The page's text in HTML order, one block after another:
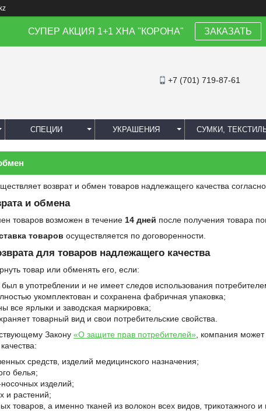
СУПЕР АКЦИЯ 1+1 ХНА "КОРОНА" ЗАКАЗАТЬ
+7 (701) 719-87-61
СПЕЦИИ УКРАШЕНИЯ СУМКИ,
возврат и обмен товаров надлежащего качества
и обмена
товаров возможен в течение 14 дней после получения товара
товаров осуществляется по договоренности.
для товаров надлежащего качества
товар или обменять его, если:
в употреблении и не имеет следов использования
укомплектован и сохранена фабричная упаковка;
все ярлыки и заводская маркировка;
товарный вид и свои потребительские свойства.
Закону «О защите прав потребителей» , компания
средств, изделий медицинского назначения;
белья;
изделий;
и растений;
товаров, а именно тканей из волокон всех видов, трикотажного